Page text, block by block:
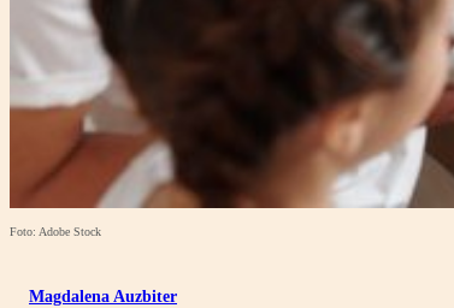
Foto: Adobe Stock
Magdalena Auzbiter